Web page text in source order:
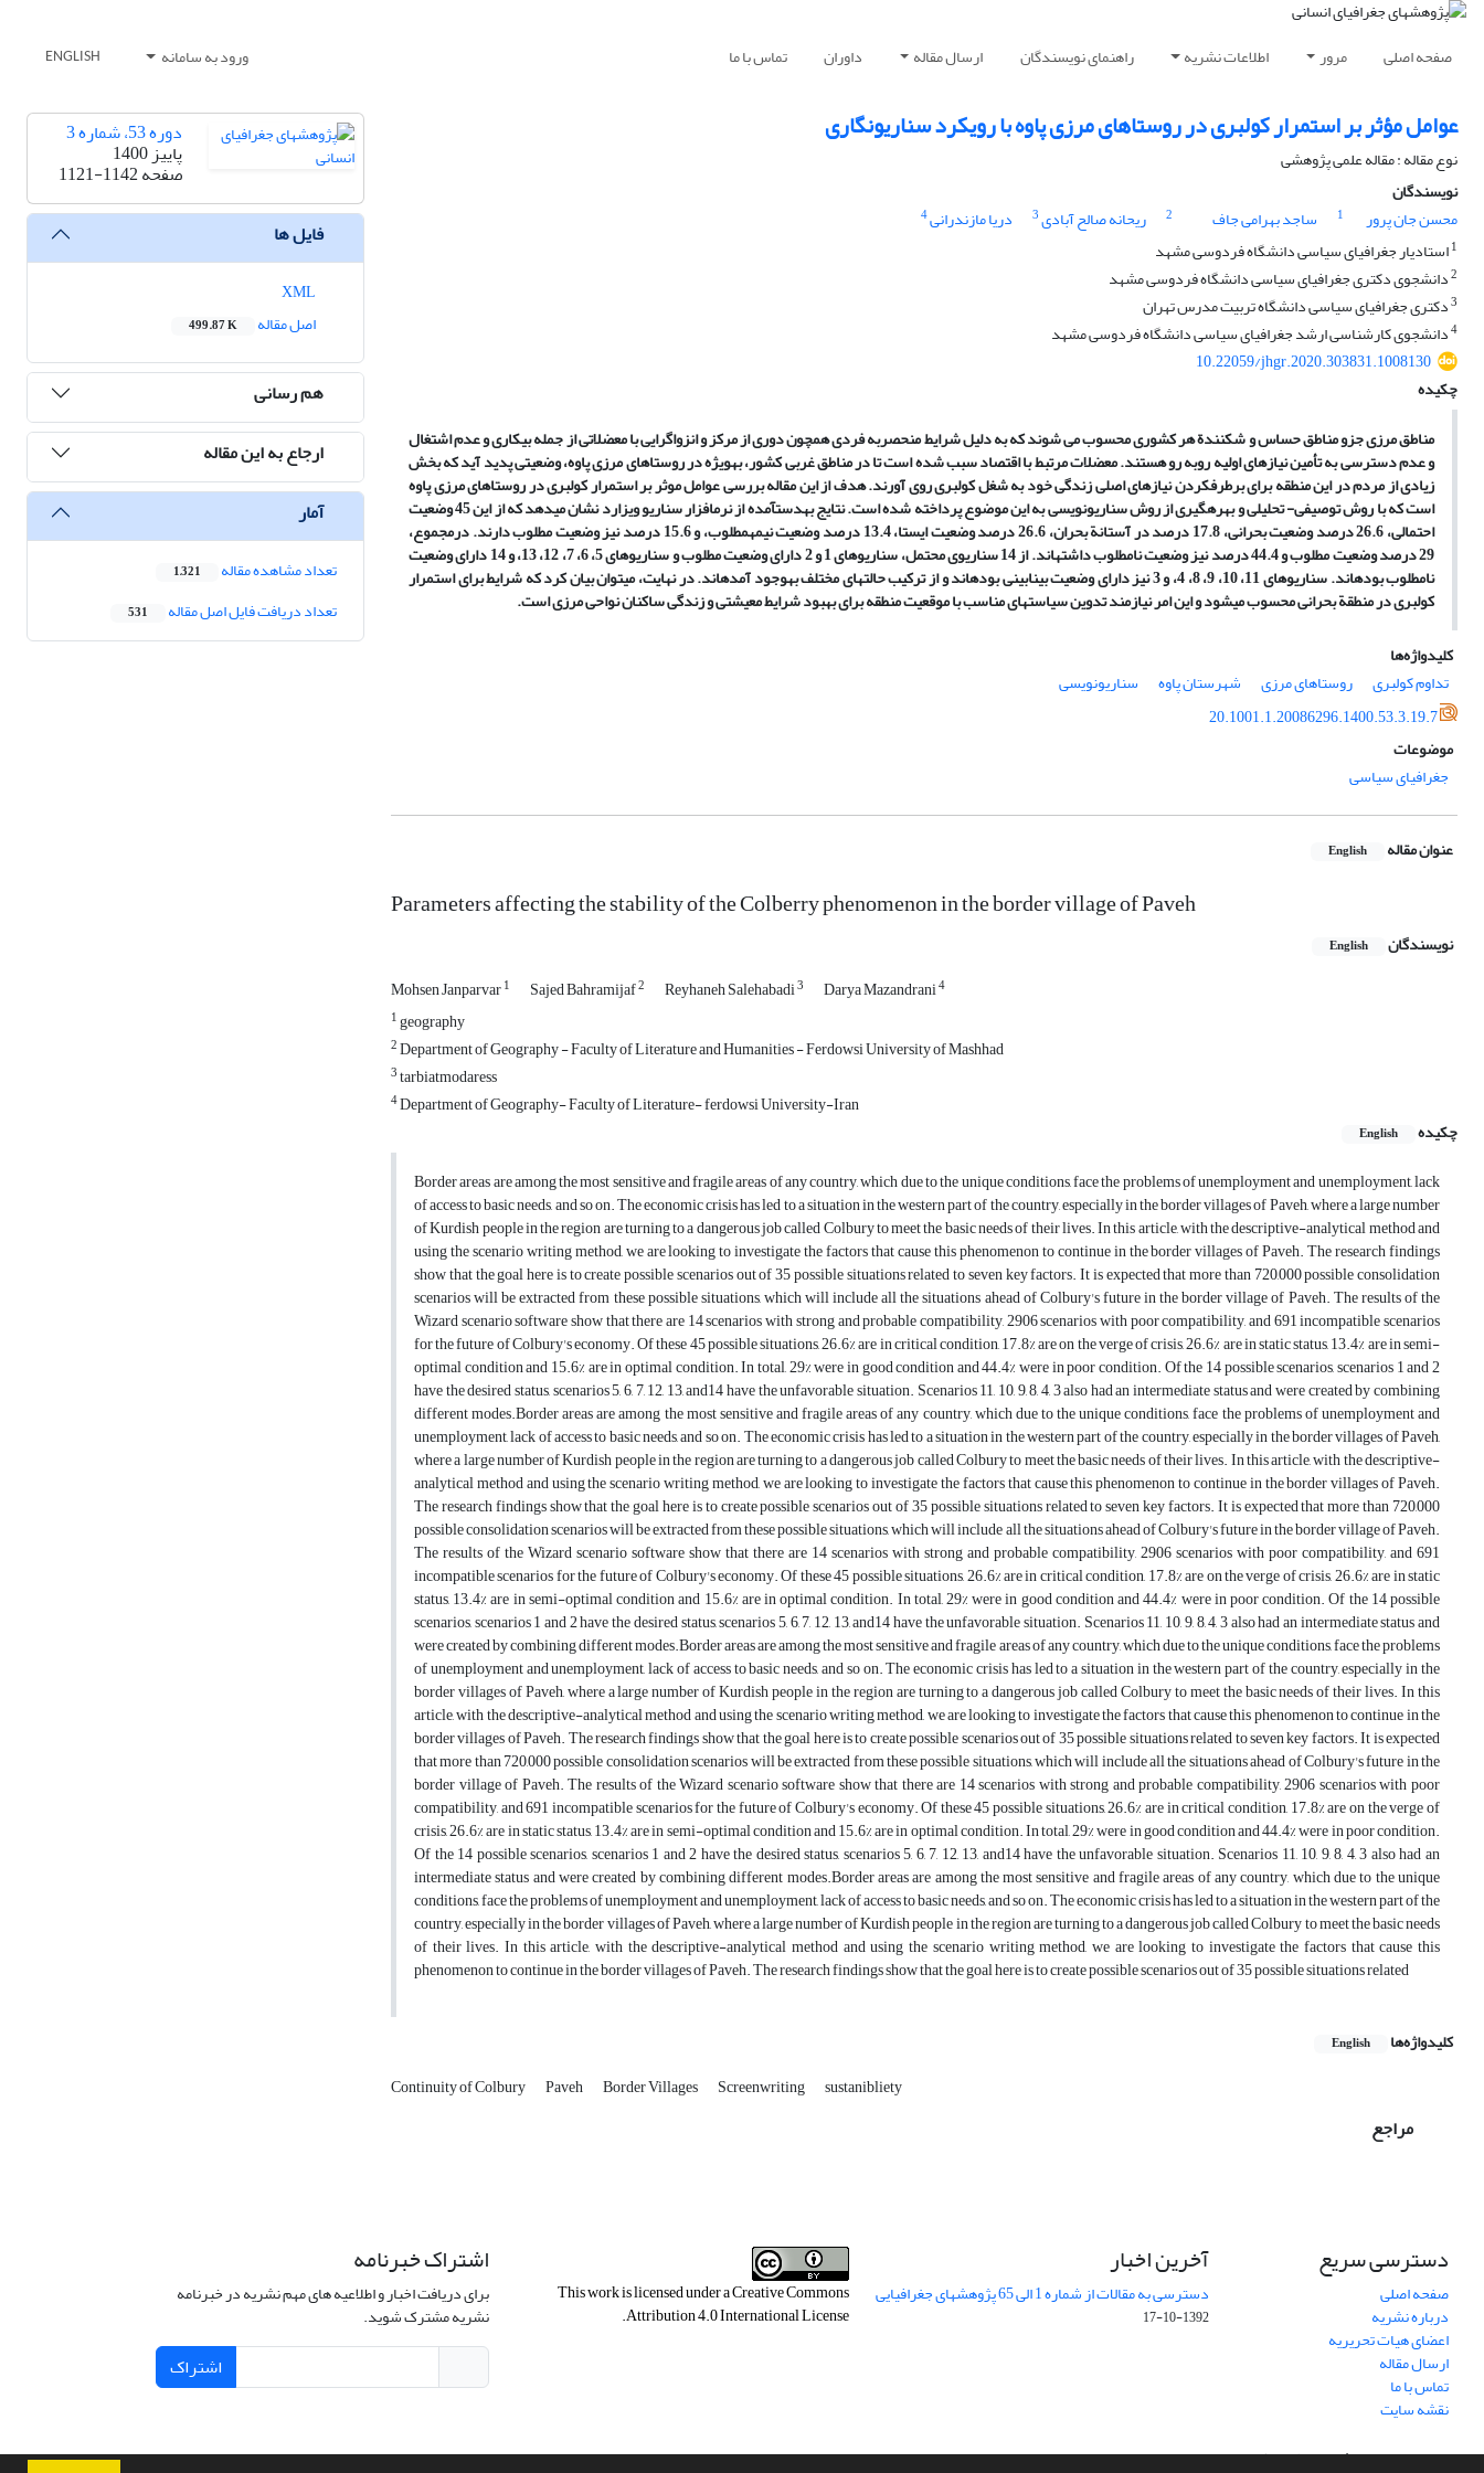
صفحه اصلی مرور اطلاعات نشریه راهنمای نویسندگان ارسال مقاله داوران تماس با ما ورود به سامانه ENGLISH
عوامل مؤثر بر استمرار کولبری در روستاهای مرزی پاوه با رویکرد سناریونگاری
نوع مقاله : مقاله علمی پژوهشی
نویسندگان
محسن جان پرور
1 ساجد بهرامی جاف 2 ریحانه صالح آبادی3 دریا مازندرانی4
1استادیار جغرافیای سیاسی دانشگاه فردوسی مشهد
2دانشجوی دکتری جغرافیای سیاسی دانشگاه فردوسی مشهد
3دکتری جغرافیای سیاسی دانشگاه تربیت مدرس تهران
4دانشجوی کارشناسی ارشد جغرافیای سیاسی دانشگاه فردوسی مشهد
10.22059/jhgr.2020.303831.1008130
چکیده
مناطق مرزی جزو مناطق حساس و شکنندةهر کشوری محسوب می‏ شوند که به دلیل شرایط منحصربه ‏فردی همچون دوری از مرکزوانزواگرایی با معضلاتی ازجمله بیکاری و عدم اشتغال
وعدم دسترسی به تأمین نیازهای اولیه روبه ­رو هستند. معضلات مرتبط با اقتصاد سبب شده است تا در مناطق غربی کشور،به‏ویژه در روستاهای مرزی پاوه،وضعیتی پدید آید که بخش
زیادی از مردم در این منطقه برای برطرف‏کردننیازهای اصلی زندگی خود به شغل کولبری روی‏آورند. هدفاز اینمقاله بررسی عوامل موثر بر استمرار کولبری در روستاهای مرزی پاوه
است که با روش توصیفی‏- تحلیلی و بهره‏گیری از روش سناریونویسی به این موضوع پرداخته شده است. نتایج به‏دست‏آمده از نرم‏افزار سناریو ویزارد نشان می‏دهد که از این 45 وضعیت
احتمالی، 26.6 درصد وضعیت بحرانی، 17.8 درصد در آستان ةبحران، 26.6 درصد وضعیت ایستا، 13.4 درصد وضعیت نیمه مطلوب،و 15.6 درصد نیز وضعیت مطلوب دارند. درمجموع ،
29 درصد وضعیت مطلوب و 44.4 درصد نیز وضعیت نامطلوب داشته‏اند. از 14 سناریوی محتمل، سناریوهای 1 و 2 دارای وضعیت مطلوب وسناریوهای 5، 6، 7، 12، 13، و14 دارایوضعیت
نامطلوببوده‏‏اند. سناریوهای 11، 10، 9، 8، 4، و3 نیز دارای وضعیت بینابینی بوده‏اند و از ترکیب حالت‏های مختلف به وجود آمده‏اند. در نهایت،می‏توان بیانکرد که شرایط برای استمرار
کولبری در منطقةبحرانی محسوب می‏‏شودو این امر نیازمند تدوین سیاست‏های مناسب با موقعیت منطقه برای بهبود شرایط معیشتی و زندگی ساکنان نواحی مرزی است.
کلیدواژه‌ها
تداوم کولبری
روستاهای مرزی شهرستان پاوه
سناریونویسی
20.1001.1.20086296.1400.53.3.19.7
موضوعات
جغرافیای سیاسی
عنوان مقاله English
Parameters affecting the stability of the Colberry phenomenon in the border village of Paveh
نویسندگان English
Mohsen Janparvar1 Sajed Bahramijaf2 Reyhaneh Salehabadi3 Darya Mazandrani4
1geography
2Department of Geography - Faculty of Literature and Humanities - Ferdowsi University of Mashhad
3tarbiatmodaress
4Department of Geography- Faculty of Literature- ferdowsi University-Iran
چکیده
English
Border areas are among the most sensitive and fragile areas of any country, which due to the unique conditions, face the problems of unemployment and unemployment, lack
of access to basic needs, and so on. The economic crisis has led to a situation in the western part of the country, especially in the border villages of Paveh, where a large number
of Kurdish people in the region are turning to a dangerous job called Colbury to meet the basic needs of their lives. In this article, with the descriptive-analytical method and
using the scenario writing method, we are looking to investigate the factors that cause this phenomenon to continue in the border villages of Paveh. The research findings
show that the goal here is to create possible scenarios out of 35 possible situations related to seven key factors. It is expected that more than 720,000 possible consolidation
scenarios will be extracted from these possible situations, which will include all the situations ahead of Colbury's future in the border village of Paveh. The results of the
Wizard scenario software show that there are 14 scenarios with strong and probable compatibility, 2906 scenarios with poor compatibility, and 691 incompatible scenarios
for the future of Colbury's economy. Of these 45 possible situations, 26.6% are in critical condition, 17.8% are on the verge of crisis, 26.6% are in static status, 13.4% are in semi-
optimal condition and 15.6% are in optimal condition. In total, 29% were in good condition and 44.4% were in poor condition. Of the 14 possible scenarios, scenarios 1 and 2
have the desired status, scenarios 5, 6, 7, 12, 13, and14 have the unfavorable situation. Scenarios 11, 10, 9, 8, 4, 3 also had an intermediate status and were created by combining
different modes.Border areas are among the most sensitive and fragile areas of any country, which due to the unique conditions, face the problems of unemployment and
unemployment, lack of access to basic needs, and so on. The economic crisis has led to a situation in the western part of the country, especially in the border villages of Paveh,
where a large number of Kurdish people in the region are turning to a dangerous job called Colbury to meet the basic needs of their lives. In this article, with the descriptive-
analytical method and using the scenario writing method, we are looking to investigate the factors that cause this phenomenon to continue in the border villages of Paveh.
The research findings show that the goal here is to create possible scenarios out of 35 possible situations related to seven key factors. It is expected that more than 720,000
possible consolidation scenarios will be extracted from these possible situations, which will include all the situations ahead of Colbury's future in the border village of Paveh.
The results of the Wizard scenario software show that there are 14 scenarios with strong and probable compatibility, 2906 scenarios with poor compatibility, and 691
incompatible scenarios for the future of Colbury's economy. Of these 45 possible situations, 26.6% are in critical condition, 17.8% are on the verge of crisis, 26.6% are in static
status, 13.4% are in semi-optimal condition and 15.6% are in optimal condition. In total, 29% were in good condition and 44.4% were in poor condition. Of the 14 possible
scenarios, scenarios 1 and 2 have the desired status, scenarios 5, 6, 7, 12, 13, and14 have the unfavorable situation. Scenarios 11, 10, 9, 8, 4, 3 also had an intermediate status and
were created by combining different modes.Border areas are among the most sensitive and fragile areas of any country, which due to the unique conditions, face the problems
of unemployment and unemployment, lack of access to basic needs, and so on. The economic crisis has led to a situation in the western part of the country, especially in the
border villages of Paveh, where a large number of Kurdish people in the region are turning to a dangerous job called Colbury to meet the basic needs of their lives. In this
article, with the descriptive-analytical method and using the scenario writing method, we are looking to investigate the factors that cause this phenomenon to continue in the
border villages of Paveh. The research findings show that the goal here is to create possible scenarios out of 35 possible situations related to seven key factors. It is expected
that more than 720,000 possible consolidation scenarios will be extracted from these possible situations, which will include all the situations ahead of Colbury's future in the
border village of Paveh. The results of the Wizard scenario software show that there are 14 scenarios with strong and probable compatibility, 2906 scenarios with poor
compatibility, and 691 incompatible scenarios for the future of Colbury's economy. Of these 45 possible situations, 26.6% are in critical condition, 17.8% are on the verge of
crisis, 26.6% are in static status, 13.4% are in semi-optimal condition and 15.6% are in optimal condition. In total, 29% were in good condition and 44.4% were in poor condition.
Of the 14 possible scenarios, scenarios 1 and 2 have the desired status, scenarios 5, 6, 7, 12, 13, and14 have the unfavorable situation. Scenarios 11, 10, 9, 8, 4, 3 also had an
intermediate status and were created by combining different modes.Border areas are among the most sensitive and fragile areas of any country, which due to the unique
conditions, face the problems of unemployment and unemployment, lack of access to basic needs, and so on. The economic crisis has led to a situation in the western part of the
country, especially in the border villages of Paveh, where a large number of Kurdish people in the region are turning to a dangerous job called Colbury to meet the basic needs
of their lives. In this article, with the descriptive-analytical method and using the scenario writing method, we are looking to investigate the factors that cause this
phenomenon to continue in the border villages of Paveh. The research findings show that the goal here is to create possible scenarios out of 35 possible situations related
کلیدواژه‌ها English
Continuity of Colbury Paveh Border Villages Screenwriting sustanibliety
مراجع
دوره 53، شماره 3
پاییز 1400
صفحه1121-1142
فایل ها
اصل مقاله
499.87 K
هم رسانی
ارجاع به این مقاله
آمار
تعداد مشاهده مقاله 1,321
تعداد دریافت فایل اصل مقاله 531
دسترسی سریع
صفحه اصلی
درباره نشریه
اعضای هیات تحریریه
ارسال مقاله
تماس با ما
نقشه سایت
آخرین اخبار
دسترسی به مقالات از شماره 1 الی 65 پژوهشهای جغرافیایی
1392-10-17
This work is licensed under aCreative Commons
Attribution 4.0 International License
.
اشتراک خبرنامه
برای دریافت اخبار و اطلاعیه های مهم نشریه در خبرنامه
نشریه مشترک شوید.
اشتراک
سامانه مدیریت نشریات علمی.طراحی و پیاده سازی ازسیناوب